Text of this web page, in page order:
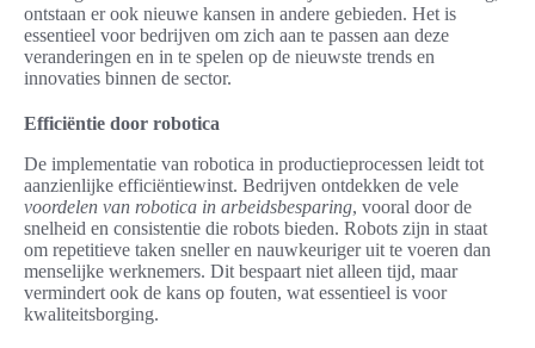
ontstaan er ook nieuwe kansen in andere gebieden. Het is
essentieel voor bedrijven om zich aan te passen aan deze
veranderingen en in te spelen op de nieuwste trends en
innovaties binnen de sector.
Efficiëntie door robotica
De implementatie van robotica in productieprocessen leidt tot
aanzienlijke efficiëntiewinst. Bedrijven ontdekken de vele
voordelen van robotica in arbeidsbesparing, vooral door de
snelheid en consistentie die robots bieden. Robots zijn in staat
om repetitieve taken sneller en nauwkeuriger uit te voeren dan
menselijke werknemers. Dit bespaart niet alleen tijd, maar
vermindert ook de kans op fouten, wat essentieel is voor
kwaliteitsborging.